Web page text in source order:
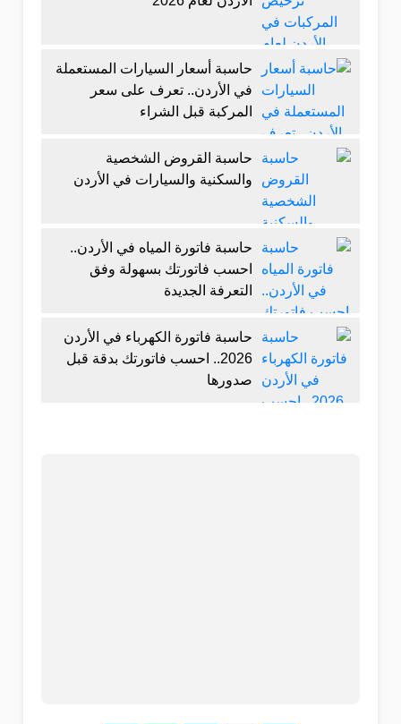
حاسبة أسعار السيارات المستعملة
في الأردن.. تعرف على سعر
المركبة قبل الشراء
حاسبة القروض الشخصية
والسكنية والسيارات في الأردن
حاسبة فاتورة المياه في الأردن..
احسب فاتورتك بسهولة وفق
التعرفة الجديدة
حاسبة فاتورة الكهرباء في الأردن
2026.. احسب فاتورتك بدقة قبل
صدورها